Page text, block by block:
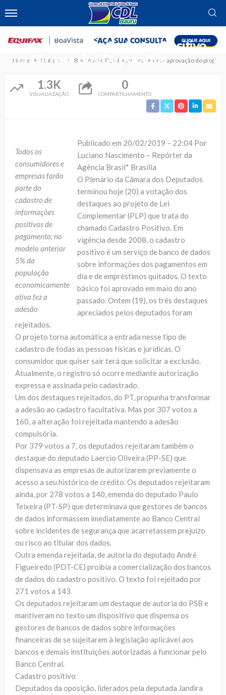
Home Notícias Boa Vista e CDL-Bauru comemora aprovação do
Boa Vista e CDL-Bauru comemora
aprovação do projeto de lei
parlamentar do Cadastro Positivo
na Câmara dos Deputados
1.3K
VISUALIAZAÇÃO
0
COMPARTILHAMENTO
Todos os
consumidores e
empresas farão
parte do
cadastro de
informações
positivas de
pagamento; no
modelo anterior
5% da
população
economicamente
ativa fez a
adesão
Publicado em 20/02/2019 – 22:04 Por
Luciano Nascimento – Repórter da
Agência Brasil* Brasília
O Plenário da Câmara dos Deputados
terminou hoje (20) a votação dos
destaques ao projeto de Lei
Complementar (PLP) que trata do
chamado Cadastro Positivo. Em
vigência desde 2008, o cadastro
positivo é um serviço de banco de dados
sobre informações dos pagamentos em
dia e de empréstimos quitados. O texto
básico foi aprovado em maio do ano
passado. Ontem (19), os três destaques
apreciados pelos deputados foram
rejeitados.
O projeto torna automática a entrada nesse tipo de
cadastro de todas as pessoas físicas e jurídicas. O
consumidor que quiser sair terá que solicitar a exclusão.
Atualmente, o registro só ocorre mediante autorização
expressa e assinada pelo cadastrado.
Um dos destaques rejeitados, do PT, propunha transformar
a adesão ao cadastro facultativa. Mas por 307 votos a
160, a alteração foi rejeitada mantendo a adesão
compulsória.
Por 379 votos a 7, os deputados rejeitaram também o
destaque do deputado Laercio Oliveira (PP-SE) que
dispensava as empresas de autorizarem previamente o
acesso a seu histórico de crédito. Os deputados rejeitaram
ainda, por 278 votos a 140, emenda do deputado Paulo
Teixeira (PT-SP) que determinava que gestores de bancos
de dados informassem imediatamente ao Banco Central
sobre incidentes de segurança que acarretassem prejuízo
ou risco ao titular dos dados.
Outra emenda rejeitada, de autoria do deputado André
Figueiredo (PDT-CE) proibia a comercialização dos bancos
de dados do cadastro positivo. O texto foi rejeitado por
271 votos a 143.
Os deputados rejeitaram um destaque de autoria do PSB e
mantiveram no texto um dispositivo que dispensa os
gestores de bancos de dados sobre informações
financeiras de se sujeitarem à legislação aplicável aos
bancos e demais instituições autorizadas a funcionar pelo
Banco Central.
Cadastro positivo
Deputados da oposição, liderados pela deputada Jandira